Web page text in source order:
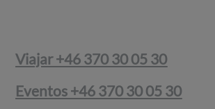
Viajar +46 370 30 05 30
Eventos +46 370 30 05 30